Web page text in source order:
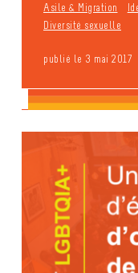
Asile & Migration
Diversité sexuelle
publié le 3 mai 2017